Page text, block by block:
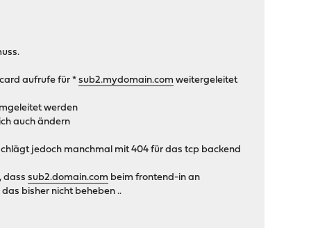
aufrufe für *sub2.mydomain.com weitergeleitet
werden
auch ändern
jedoch manchmal mit 404 für das tcp backend
dasssub2.domain.com beim frontend-in an
bisher nicht beheben ..